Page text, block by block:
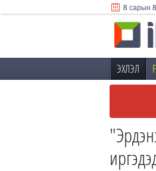
8 сарын
ЭХЛЭЛ